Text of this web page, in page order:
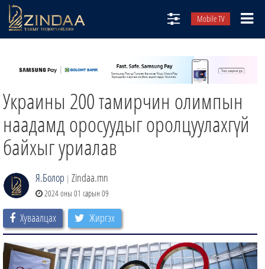
Mobile TV
ТВ8
ӨГЛӨӨНИЙ СОНИН
АУДИО ЗОХИОЛ
ЗИНДАА СЭТГҮҮЛ
Украины 200 тамирчин олимпын
наадамд оросуудыг оролцуулахгүй
байхыг уриалав
Я.Болор | Zindaa.mn
2024 оны 01 сарын 09
Хуваалцах Жиргэх